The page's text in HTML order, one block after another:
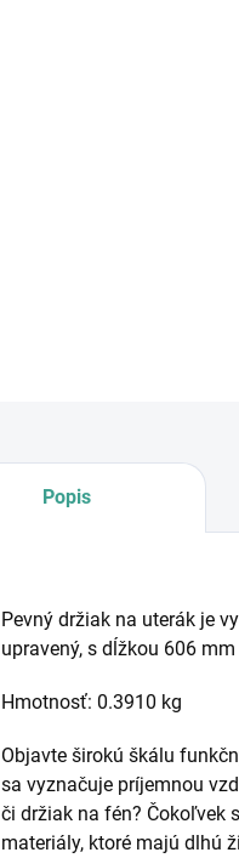
Popis
Pevný držiak na uterák je
upravený, s dĺžkou 606
Hmotnosť: 0.3910 kg
Objavte širokú škálu
sa vyznačuje príjemnou
či držiak na fén? Čokoľvek
materiály, ktoré majú dlhú